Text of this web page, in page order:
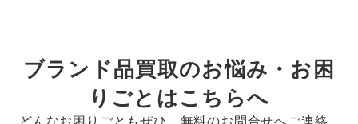
ブランド品買取のお悩み・お困
りごとはこちらへ
どんなお困りごともぜひ、無料のお問合せへご連絡